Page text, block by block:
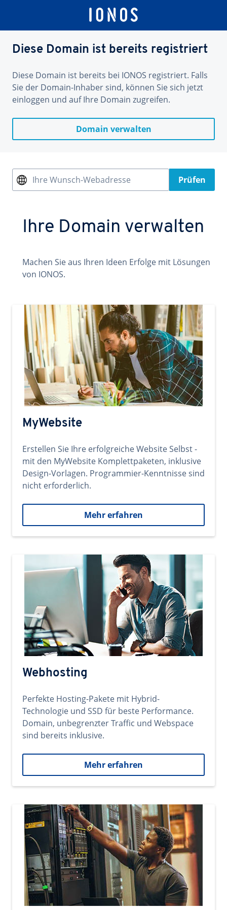
Diese Domain ist bereits registriert
Diese Domain ist bereits bei IONOS registriert. Falls
Sie der Domain-Inhaber sind, können Sie sich jetzt
einloggen und auf Ihre Domain zugreifen.
Domain verwalten
Ihre Wunsch-Webadresse Prüfen
Ihre Domain verwalten
Machen Sie aus Ihren Ideen Erfolge mit Lösungen
von IONOS.
MyWebsite
Erstellen Sie Ihre erfolgreiche Website Selbst -
mit den MyWebsite Komplettpaketen, inklusive
Design-Vorlagen. Programmier-Kenntnisse sind
nicht erforderlich.
Mehr erfahren
Webhosting
Perfekte Hosting-Pakete mit Hybrid-
Technologie und SSD für beste Performance.
Domain, unbegrenzter Traffic und Webspace
sind bereits inklusive.
Mehr erfahren